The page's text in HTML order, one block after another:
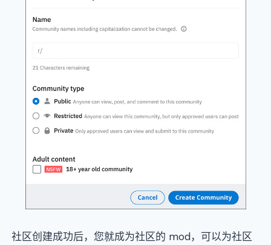
社区创建成功后，您就成为社区的 mod，可以为社区